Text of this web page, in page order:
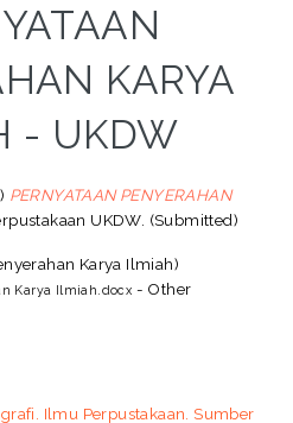
KARYA
- UKDW
PERNYATAAN PENYERAHAN
UKDW. (Submitted)
Karya Ilmiah)
Karya Ilmiah.docx - Other
Ilmu Perpustakaan. Sumber